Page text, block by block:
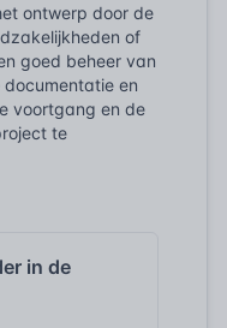
ontwerp door de
of
goed beheer van
en
voortgang en de
te
in de